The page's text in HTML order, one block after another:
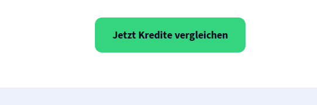
Jetzt Kredite vergleichen